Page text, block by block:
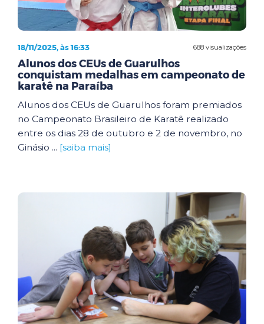
688 visualizações
18/11/2025, às 16:33
Alunos dos CEUs de Guarulhos
conquistam medalhas em campeonato de
karatê na Paraíba
Alunos dos CEUs de Guarulhos foram premiados
no Campeonato Brasileiro de Karatê realizado
entre os dias 28 de outubro e 2 de novembro, no
Ginásio ... [saiba mais]